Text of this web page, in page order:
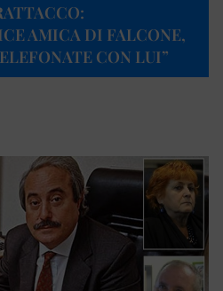
AMICA DI FALCONE,
CON LUI”